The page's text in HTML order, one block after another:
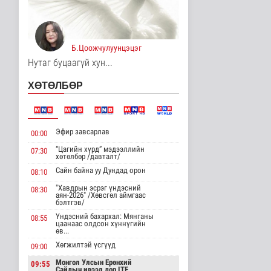
4 цаг 31 минутын өмнө
Хирошимад иргэд
Японы зэвсгийн
экспортын бодлогы..
Дэлхийд
4 цаг 43 минутын өмнө
Трамп Ирантай
шинэ гарц эрэлх..
4 цаг 51 минутын өмнө
Европ даяар хэт халалт
эрчимжиж байна
4 цаг 59 минутын өмнө
Голууд үертэй байна
4 цаг 17 минутын өмнө
Б.Цоожчулуунцэцэг
Нутаг буцаагүй хун...
ХӨТӨЛБӨР
00:00 Эфир завсарлав
07:30
“Цагийн хүрд” мэдээллийн
хөтөлбөр /давталт/
08:10
Сайн байна уу Дундад орон
08:30
"Хавдрын эсрэг үндэсний
аян-2026" /Хөвсгөл аймгаас
бэлтгэв/
08:55
Үндэсний бахархал: Мянганы
цаанаас олдсон хүннүгийн
өв...
09:00
Хөгжилтэй үсгүүд
09:55
Монгол Улсын Ерөнхий